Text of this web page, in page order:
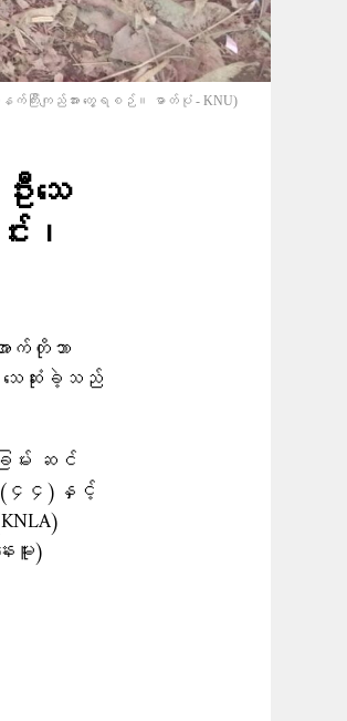
းကျည်အား တွေ့ရစဉ်။ ဓာတ်ပုံ - KNU)
သေ
၊
က်တိုဘာ
ေဆုံးခဲ့သည်
မ်း ဆင်
မ(၄၄)နှင့်
မူး)